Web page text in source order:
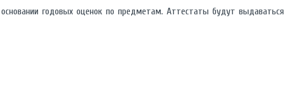
годовых оценок по предметам. Аттестаты будут выдаваться